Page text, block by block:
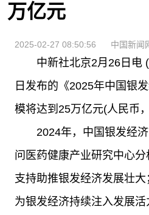
万亿元
2025-02-27 08:50:56 中国新闻
中新社北京2月26日电
日发布的《2025年中国银
模将达到25万亿元(人民币
2024年，中国银发经
问医药健康产业研究中心
支持助推银发经济发展壮
为银发经济持续注入发展活